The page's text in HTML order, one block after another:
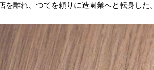
離れ、つてを頼りに造園業へと転身した。